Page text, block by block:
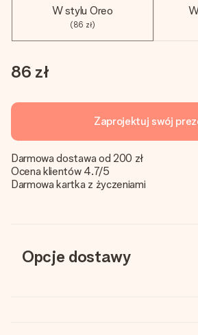
W stylu Oreo
(86 zł)
86 zł
Zaprojektuj swój
Darmowa dostawa od 200 zł
Ocena klientów 4.7/5
Darmowa kartka z życzeniami
Opcje dostawy